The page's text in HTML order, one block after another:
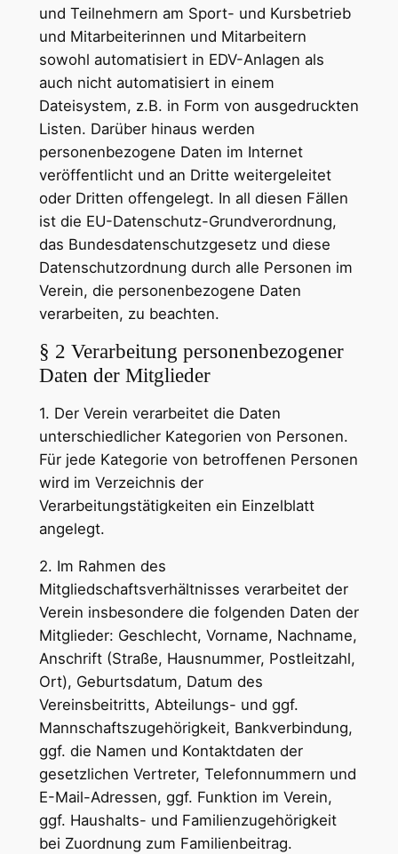
und Teilnehmern am Sport- und Kursbetrieb
und Mitarbeiterinnen und Mitarbeitern
sowohl automatisiert in EDV-Anlagen als
auch nicht automatisiert in einem
Dateisystem, z.B. in Form von ausgedruckten
Listen. Darüber hinaus werden
personenbezogene Daten im Internet
veröffentlicht und an Dritte weitergeleitet
oder Dritten offengelegt. In all diesen Fällen
ist die EU-Datenschutz-Grundverordnung,
das Bundesdatenschutzgesetz und diese
Datenschutzordnung durch alle Personen im
Verein, die personenbezogene Daten
verarbeiten, zu beachten.
§ 2 Verarbeitung personenbezogener
Daten der Mitglieder
1. Der Verein verarbeitet die Daten
unterschiedlicher Kategorien von Personen.
Für jede Kategorie von betroffenen Personen
wird im Verzeichnis der
Verarbeitungstätigkeiten ein Einzelblatt
angelegt.
2. Im Rahmen des
Mitgliedschaftsverhältnisses verarbeitet der
Verein insbesondere die folgenden Daten der
Mitglieder: Geschlecht, Vorname, Nachname,
Anschrift (Straße, Hausnummer, Postleitzahl,
Ort), Geburtsdatum, Datum des
Vereinsbeitritts, Abteilungs- und ggf.
Mannschaftszugehörigkeit, Bankverbindung,
ggf. die Namen und Kontaktdaten der
gesetzlichen Vertreter, Telefonnummern und
E-Mail-Adressen, ggf. Funktion im Verein,
ggf. Haushalts- und Familienzugehörigkeit
bei Zuordnung zum Familienbeitrag.